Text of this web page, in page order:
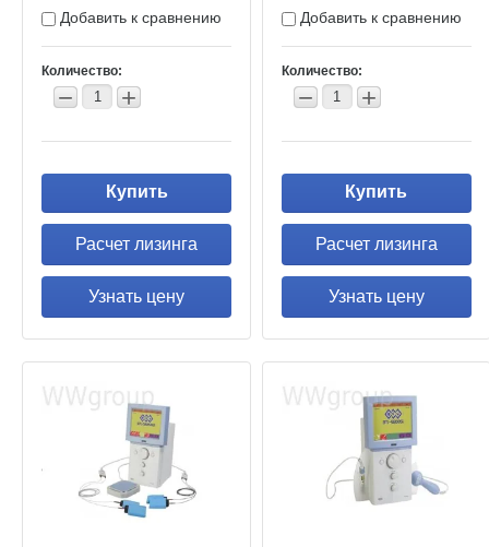
Добавить к сравнению
Количество:
− +
Купить
Расчет лизинга
Узнать цену
Добавить к сравнению
Количество:
− +
Купить
Расчет лизинга
Узнать цену